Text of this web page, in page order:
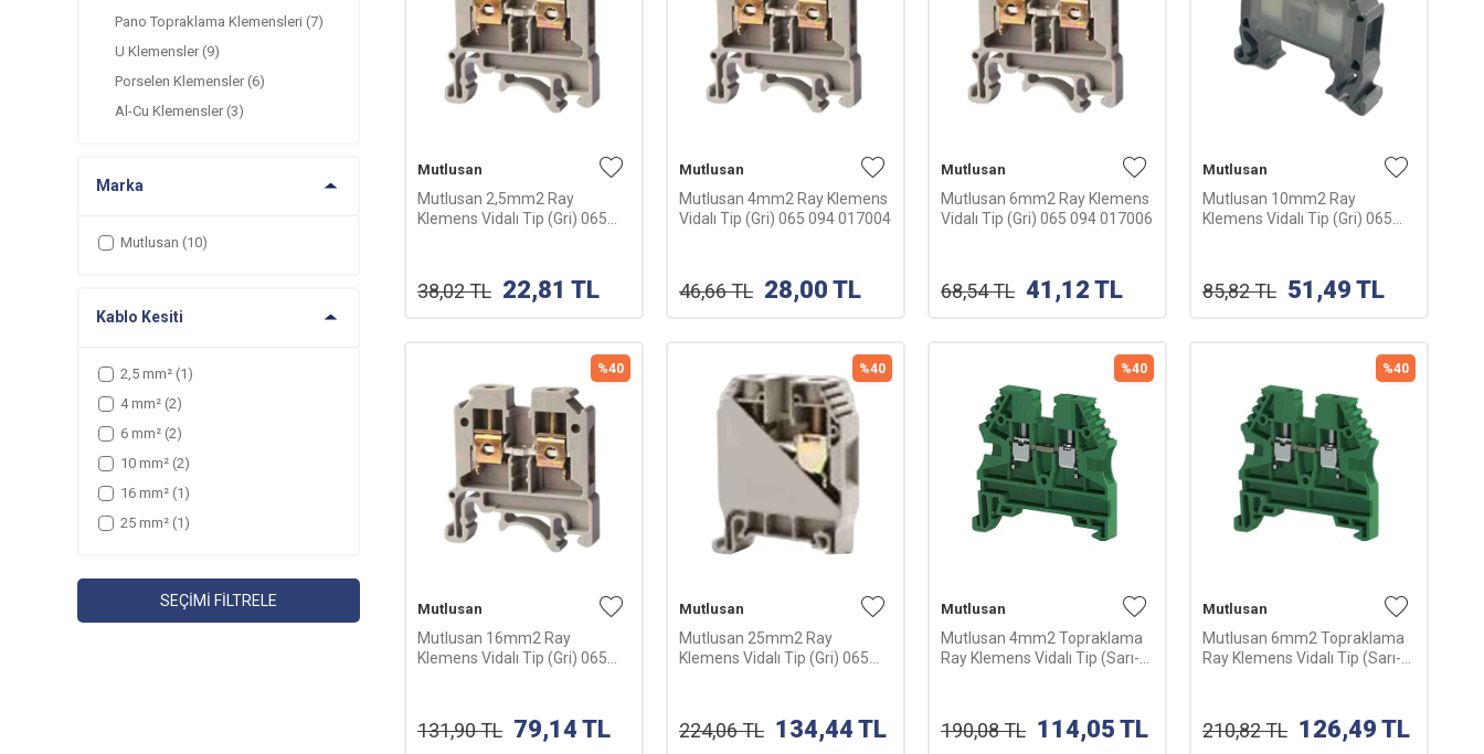
Pano Topraklama Klemensleri (7)
U Klemensler (9)
Porselen Klemensler (6)
Al-Cu Klemensler (3)
Marka
Mutlusan (10)
Kablo Kesiti
2,5 mm² (1)
4 mm² (2)
6 mm² (2)
10 mm² (2)
16 mm² (1)
25 mm² (1)
SEÇIMI FILTRELE
Mutlusan
Mutlusan 2,5mm2 Ray
Klemens Vidalı Tip (Gri) 065
38,02TL 22,81 TL
Mutlusan
Mutlusan 4mm2 Ray Klemens
Vidalı Tip (Gri) 065 094 017004
46,66TL 28,00 TL
Mutlusan
Mutlusan 6mm2 Ray Klemens
Vidalı Tip (Gri) 065 094 017006
68,54TL 41,12 TL
Mutlusan
Mutlusan 10mm2 Ray
Klemens Vidalı Tip (Gri) 065
85,82TL 51,49 TL
%40
Mutlusan
Mutlusan 16mm2 Ray
Klemens Vidalı Tip (Gri) 065
131,90TL 79,14 TL
%40
Mutlusan
Mutlusan 25mm2 Ray
Klemens Vidalı Tip (Gri) 065
224,06TL 134,44 TL
%40
Mutlusan
Mutlusan 4mm2 Topraklama
Ray Klemens Vidalı Tip (Sarı-
190,08TL 114,05 TL
%40
Mutlusan
Mutlusan 6mm2 Topraklama
Ray Klemens Vidalı Tip (Sarı-
210,82TL 126,49 TL